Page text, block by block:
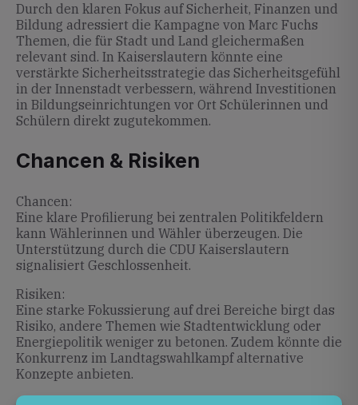
Durch den klaren Fokus auf Sicherheit, Finanzen und
Bildung adressiert die Kampagne von Marc Fuchs
Themen, die für Stadt und Land gleichermaßen
relevant sind. In Kaiserslautern könnte eine
verstärkte Sicherheitsstrategie das Sicherheitsgefühl
in der Innenstadt verbessern, während Investitionen
in Bildungseinrichtungen vor Ort Schülerinnen und
Schülern direkt zugutekommen.
Chancen & Risiken
Chancen:
Eine klare Profilierung bei zentralen Politikfeldern
kann Wählerinnen und Wähler überzeugen. Die
Unterstützung durch die CDU Kaiserslautern
signalisiert Geschlossenheit.
Risiken:
Eine starke Fokussierung auf drei Bereiche birgt das
Risiko, andere Themen wie Stadtentwicklung oder
Energiepolitik weniger zu betonen. Zudem könnte die
Konkurrenz im Landtagswahlkampf alternative
Konzepte anbieten.